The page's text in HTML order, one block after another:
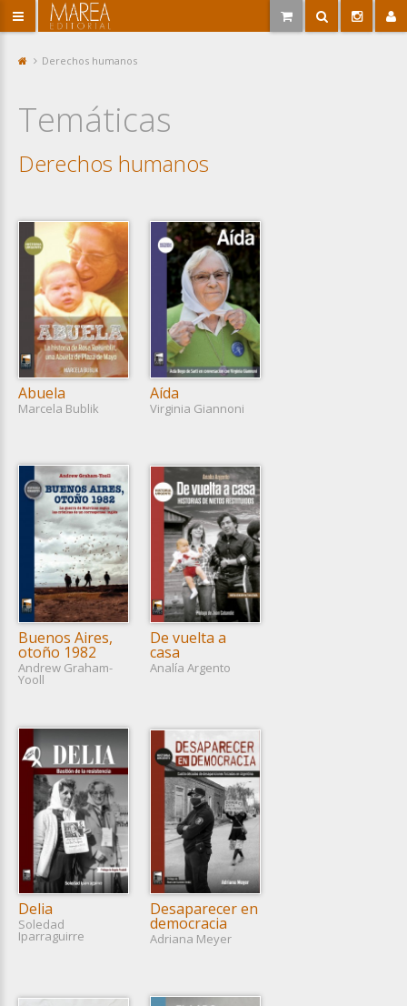
Derechos humanos
Temáticas
Derechos humanos
Abuela
Marcela Bublik
Aída
Virginia Giannoni
Buenos Aires,
otoño 1982
Andrew Graham-
Yooll
De vuelta a
casa
Analía Argento
Delia
Soledad
Iparraguirre
Desaparecer en
democracia
Adriana Meyer